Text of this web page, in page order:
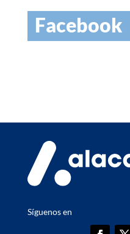
Facebook
Síguenos en